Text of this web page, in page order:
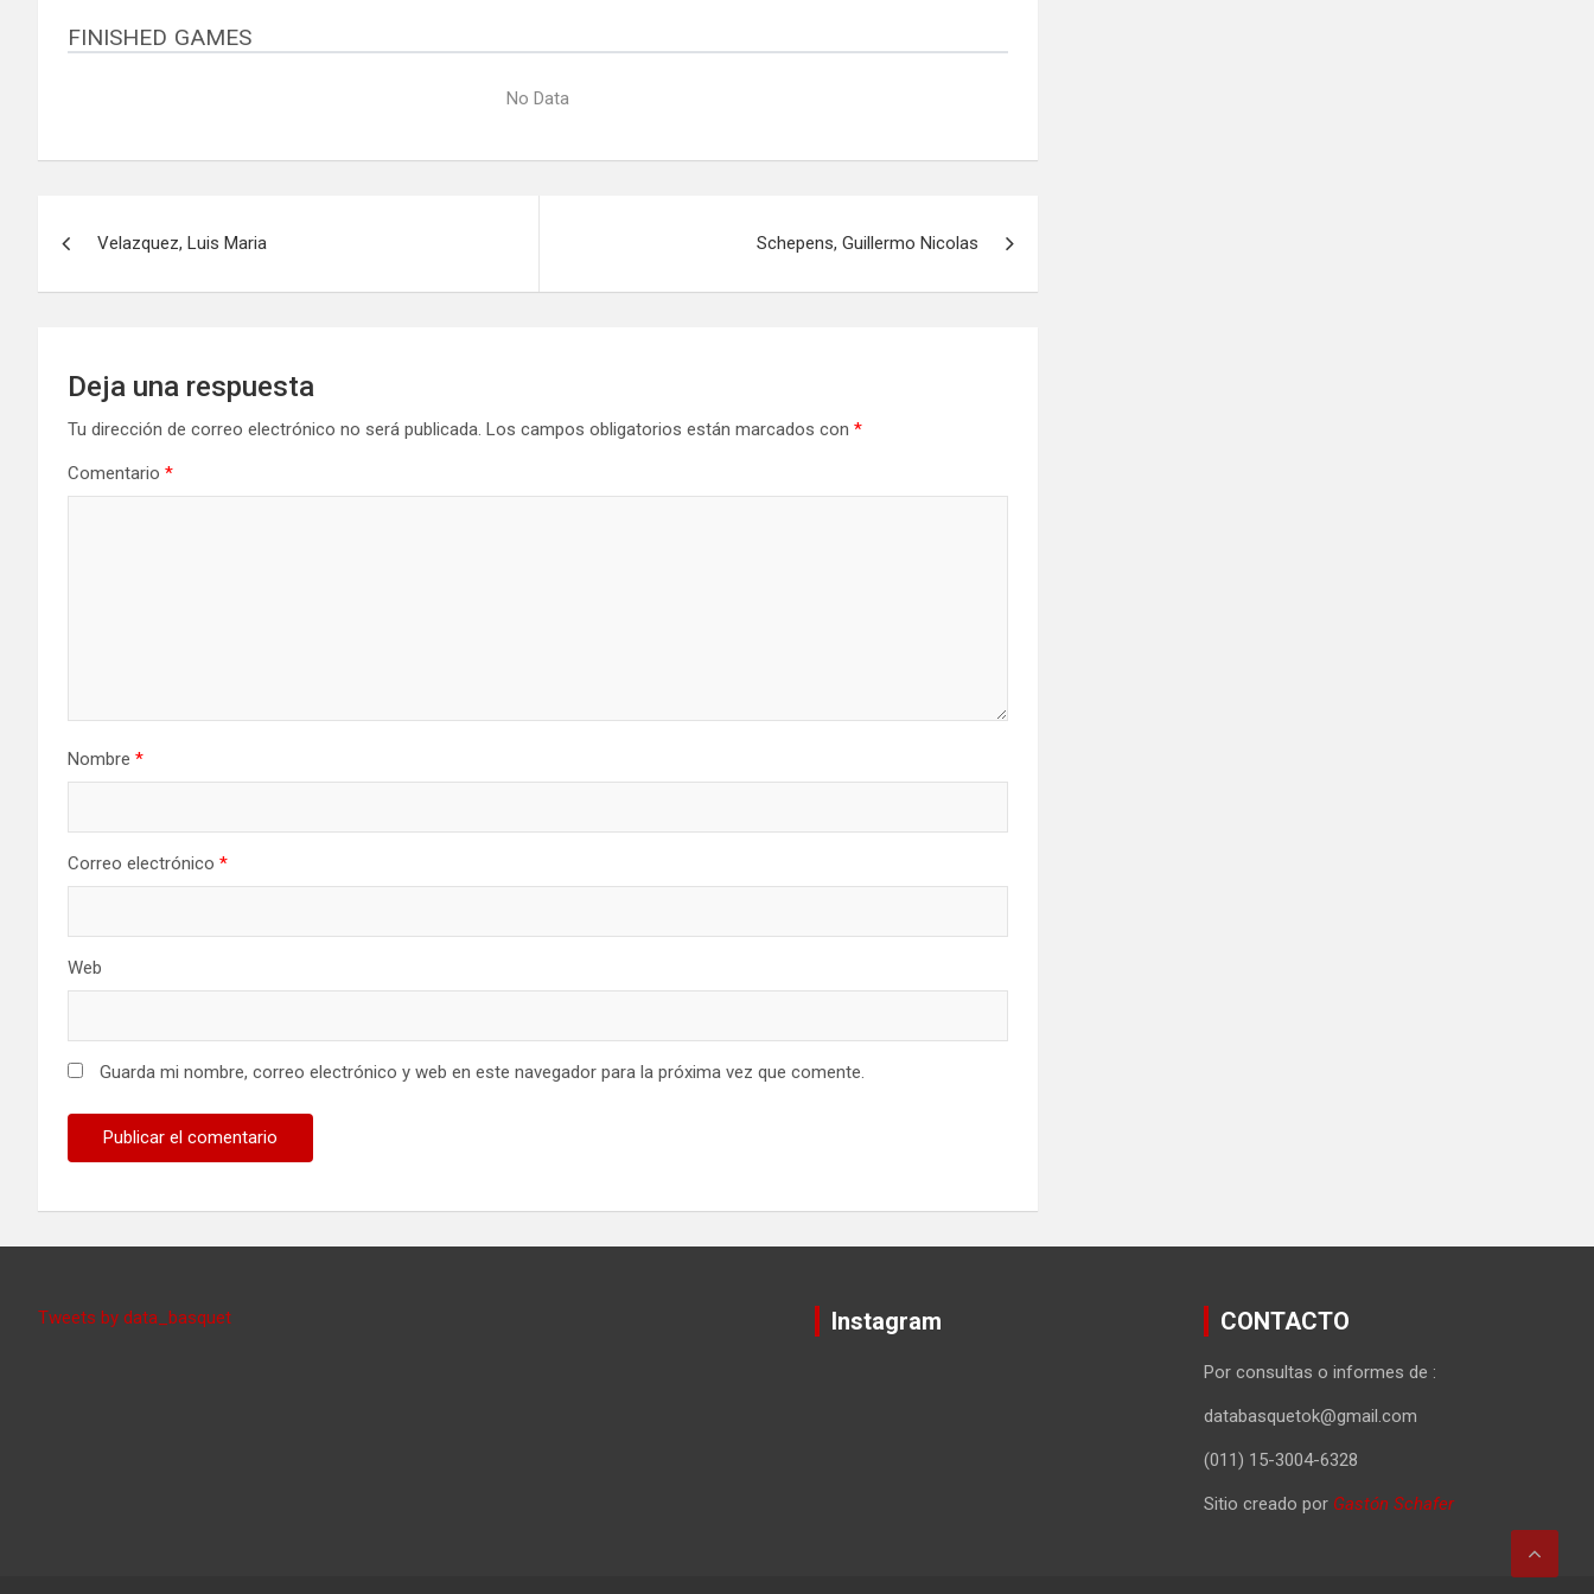
FINISHED GAMES
No Data
Velazquez, Luis Maria Schepens, Guillermo Nicolas
Deja una respuesta
Tu dirección de correo electrónico no será publicada. Los campos obligatorios están marcados con *
Comentario *
Nombre *
Correo electrónico *
Web
Guarda mi nombre, correo electrónico y web en este navegador para la próxima vez que comente.
Tweets by data_basquet Instagram CONTACTO
Por consultas o informes de :
databasquetok@gmail.com
(011) 15-3004-6328
Sitio creado por Gastón Schafer